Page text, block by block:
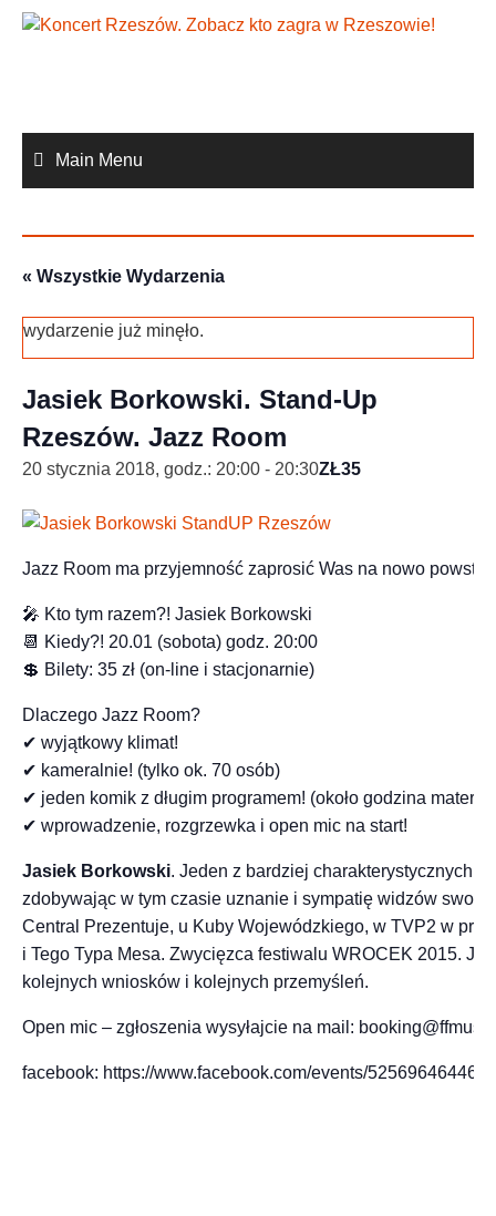
Skip
Main Menu
« Wszystkie Wydarzenia
wydarzenie już minęło.
Jasiek Borkowski. Stand-Up
Rzeszów. Jazz Room
20 stycznia 2018, godz.: 20:00 - 20:30ZŁ35
Jazz Room ma przyjemność zaprosić Was na nowo
🎤 Kto tym razem?! Jasiek Borkowski
📆 Kiedy?! 20.01 (sobota) godz. 20:00
💲 Bilety: 35 zł (on-line i stacjonarnie)
Dlaczego Jazz Room?
✔ wyjątkowy klimat!
✔ kameralnie! (tylko ok. 70 osób)
✔ jeden komik z długim programem! (około godzina
✔ wprowadzenie, rozgrzewka i open mic na start!
Jasiek Borkowski. Jeden z bardziej charakterystycznych
zdobywając w tym czasie uznanie i sympatię widzów
Central Prezentuje, u Kuby Wojewódzkiego, w TVP2 w
i Tego Typa Mesa. Zwycięzca festiwalu WROCEK 2015.
kolejnych wniosków i kolejnych przemyśleń.
Open mic – zgłoszenia wysyłajcie na mail:
facebook: https://www.facebook.com/events/